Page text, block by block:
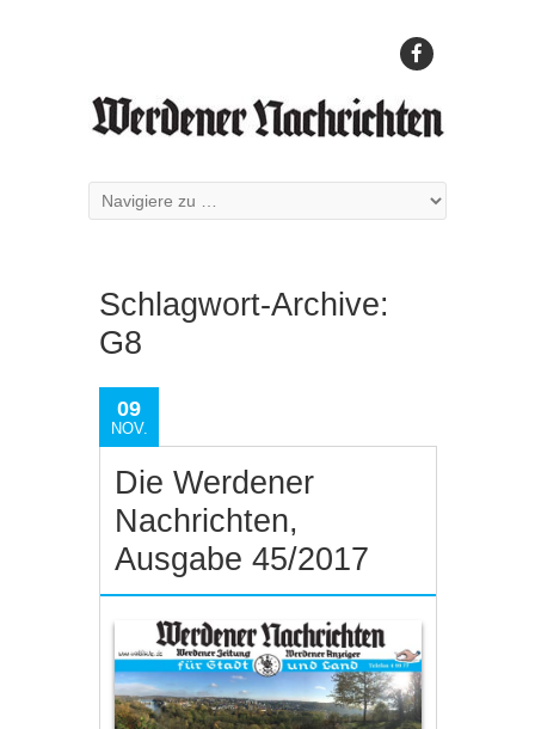
Schlagwort-Archive:
G8
09
NOV.
Die Werdener
Nachrichten,
Ausgabe 45/2017